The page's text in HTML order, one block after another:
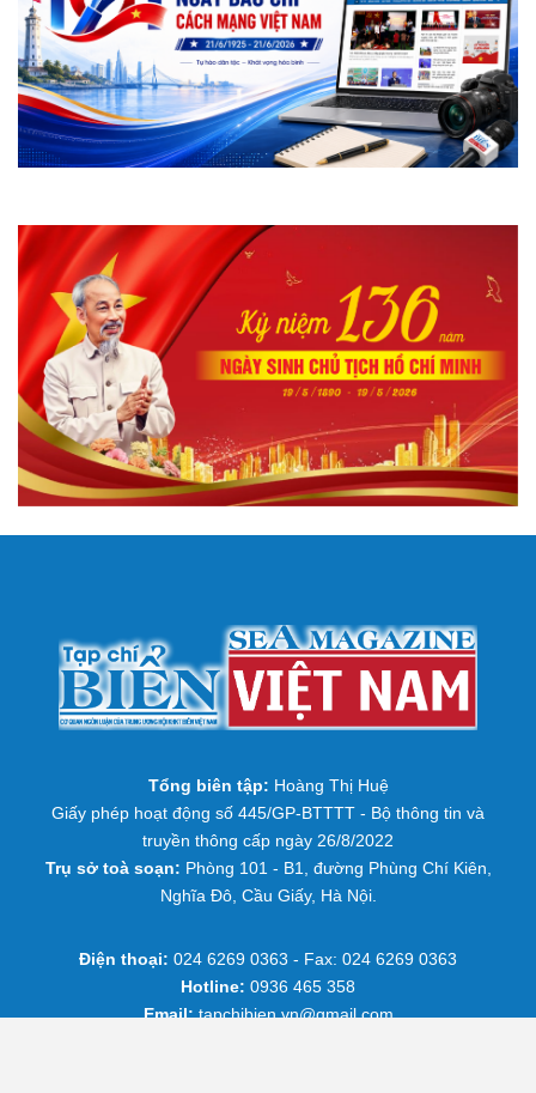
Tổng biên tập: Hoàng Thị Huệ
Giấy phép hoạt động số 445/GP-BTTTT - Bộ thông tin và
truyền thông cấp ngày 26/8/2022
Trụ sở toà soạn: Phòng 101 - B1, đường Phùng Chí Kiên,
Nghĩa Đô, Cầu Giấy, Hà Nội.
Điện thoại: 024 6269 0363 - Fax: 024 6269 0363
Hotline: 0936 465 358
Email:tapchibien.vn@gmail.com